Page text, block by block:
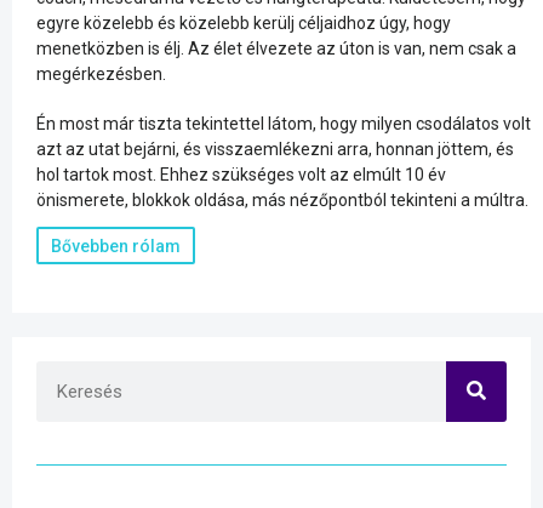
egyre közelebb és közelebb kerülj céljaidhoz úgy, hogy
menetközben is élj. Az élet élvezete az úton is van, nem csak a
megérkezésben.
Én most már tiszta tekintettel látom, hogy milyen csodálatos volt
azt az utat bejárni, és visszaemlékezni arra, honnan jöttem, és
hol tartok most. Ehhez szükséges volt az elmúlt 10 év
önismerete, blokkok oldása, más nézőpontból tekinteni a múltra.
Bővebben rólam